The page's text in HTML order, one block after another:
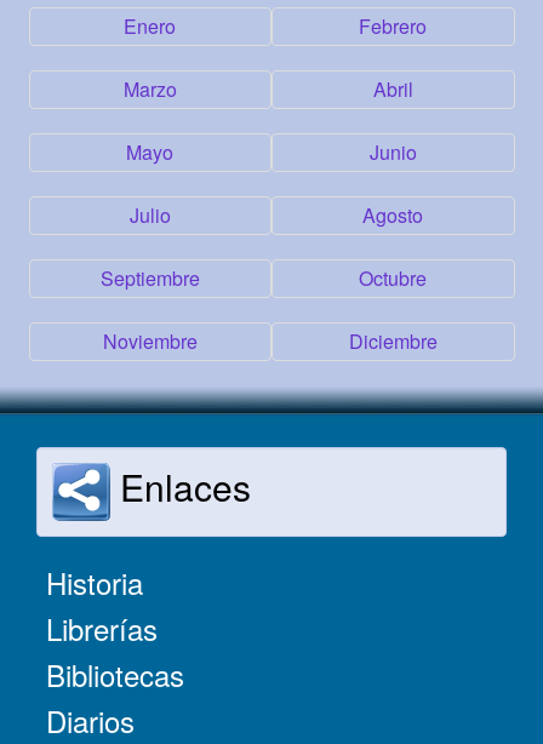
Enero Febrero
Marzo Abril
Mayo Junio
Julio Agosto
Septiembre Octubre
Noviembre Diciembre
Enlaces
Historia
Librerías
Bibliotecas
Diarios